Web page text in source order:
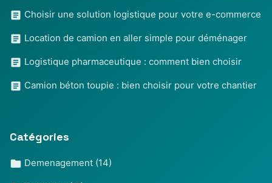
Choisir une solution logistique pour votre e-commerce
Location de camion en aller simple pour déménager
Logistique pharmaceutique : comment bien choisir
Camion béton toupie : bien choisir pour votre chantier
Catégories
Demenagement (14)